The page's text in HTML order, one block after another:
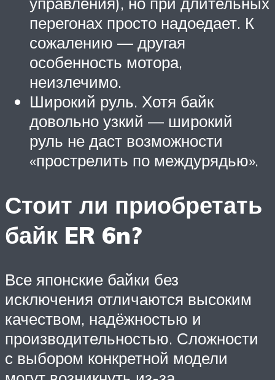
перегонах просто надоедает. К
сожалению — другая
особенность мотора,
неизлечимо.
Широкий руль. Хотя байк
довольно узкий — широкий
руль не даст возможности
«прострелить по междурядью».
Стоит ли приобретать
байк ER 6n?
Все японские байки без
исключения отличаются высоким
качеством, надёжностью и
производительностью. Сложности
с выбором конкретной модели